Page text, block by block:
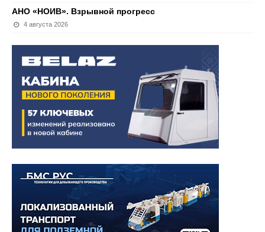
АНО «НОИВ». Взрывной прогресс
4 августа 2026